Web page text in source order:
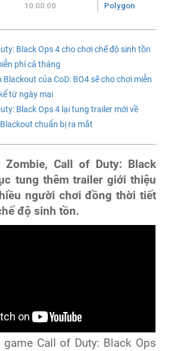
10:00:00
Polygon
Black Ops 4 cho chơi chế độ sinh tồn
phí cả tháng
Blackout của CoD: BO4 sẽ cho chơi miễn
từ ngày mai
Black Ops 4 lại tung trailer mới về
chuẩn bị ra mắt
Call of Duty: Black
tung thêm trailer giới thiệu
người chơi đồng thời tiết
độ sinh tồn.
game Call of Duty: Black Ops